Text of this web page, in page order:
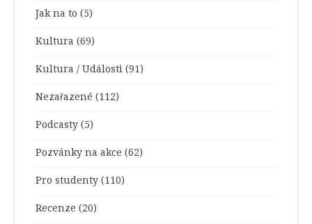
Jak na to (5)
Kultura (69)
Kultura / Události (91)
Nezařazené (112)
Podcasty (5)
Pozvánky na akce (62)
Pro studenty (110)
Recenze (20)